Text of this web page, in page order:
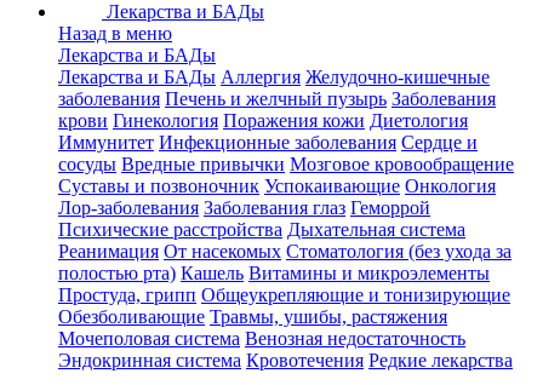
Лекарства и БАДы
Назад в меню
Лекарства и БАДы
Лекарства и БАДы Аллергия Желудочно-кишечные
заболевания Печень и желчный пузырь Заболевания
крови Гинекология Поражения кожи Диетология
Иммунитет Инфекционные заболевания Сердце и
сосуды Вредные привычки Мозговое кровообращение
Суставы и позвоночник Успокаивающие Онкология
Лор-заболевания Заболевания глаз Геморрой
Психические расстройства Дыхательная система
Реанимация От насекомых Стоматология (без ухода за
полостью рта) Кашель Витамины и микроэлементы
Простуда, грипп Общеукрепляющие и тонизирующие
Обезболивающие Травмы, ушибы, растяжения
Мочеполовая система Венозная недостаточность
Эндокринная система Кровотечения Редкие лекарства